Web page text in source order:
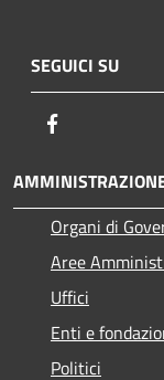
SEGUICI SU
Organi di
Aree
Uffici
Enti e
Politici